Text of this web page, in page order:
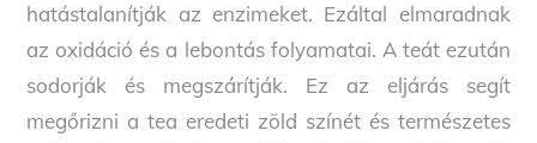
hatástalanítják az enzimeket. Ezáltal elmaradnak
az oxidáció és a lebontás folyamatai. A teát ezután
sodorják és megszárítják. Ez az eljárás segít
megőrizni a tea eredeti zöld színét és természetes